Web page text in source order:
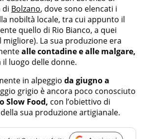
di Bolzano, dove sono elencati i
nobiltà locale, tra cui appunto il
quello di Rio Bianco, a quei
La sua produzione era
alle contadine e alle malgare,
il luogo delle donne.
in alpeggio da giugno a
grigio è ancora poco conosciuto
Slow Food, con l’obiettivo di
sua produzione artigianale.